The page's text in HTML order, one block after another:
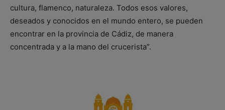
cultura, flamenco, naturaleza. Todos esos valores,
deseados y conocidos en el mundo entero, se pueden
encontrar en la provincia de Cádiz, de manera
concentrada y a la mano del crucerista”.